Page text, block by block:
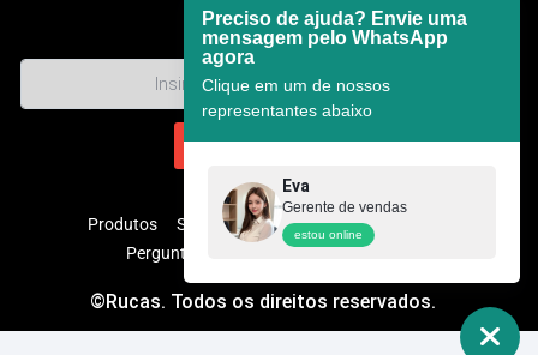
Produtos Sobre nós Contato
Lista de preços
Perguntas frequentes
Centro de ajuda
©Rucas. Todos os direitos reservados.
Preciso de ajuda? Envie uma
mensagem pelo WhatsApp
agora
Clique em um de nossos
representantes abaixo
Eva
Gerente de vendas
estou online